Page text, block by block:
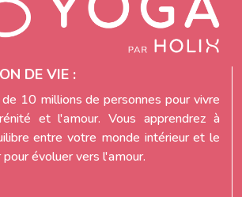
DE VIE :
10 millions de personnes pour vivre
et l'amour. Vous apprendrez à
entre votre monde intérieur et le
évoluer vers l'amour.